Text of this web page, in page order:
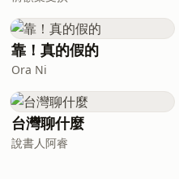
靠！真的假的
Ora Ni
台灣聊什麼
說書人阿睿